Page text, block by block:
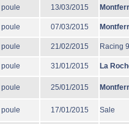
poule 13/03/2015
poule 07/03/2015
poule 21/02/2015 Racing
poule 31/01/2015 La
poule 25/01/2015
poule 17/01/2015 Sale